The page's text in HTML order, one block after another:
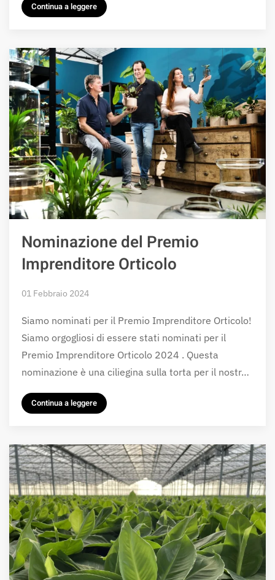
Continua a leggere
Nominazione del Premio
Imprenditore Orticolo
01 Febbraio 2024
Siamo nominati per il Premio Imprenditore Orticolo!
Siamo orgogliosi di essere stati nominati per il
Premio Imprenditore Orticolo 2024 . Questa
nominazione è una ciliegina sulla torta per il nostr…
Continua a leggere